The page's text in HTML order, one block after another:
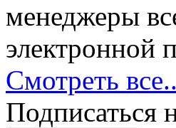
менеджеры
электронной
Смотреть
Подписаться